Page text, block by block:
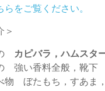
をご覧ください。
＞
カピバラ，ハムスタ
強い香料全般，靴下
物 ぼたもち，すあま